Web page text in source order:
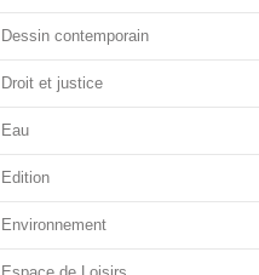
Dessin contemporain
Droit et justice
Eau
Edition
Environnement